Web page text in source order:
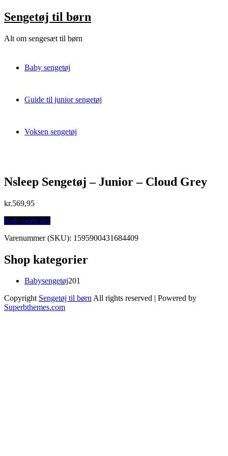
Skip
to
Sengetøj til børn
Alt om sengesæt til børn
Baby sengetøj
Guide til junior sengetøj
Voksen sengetøj
Nsleep Sengetøj – Junior – Cloud Grey
kr.569,95
Køb varen her
Varenummer (SKU): 1595900431684409
Shop kategorier
Babysengetøj201
Copyright Sengetøj til børnAll rights reserved | Powered by
Superbthemes.com